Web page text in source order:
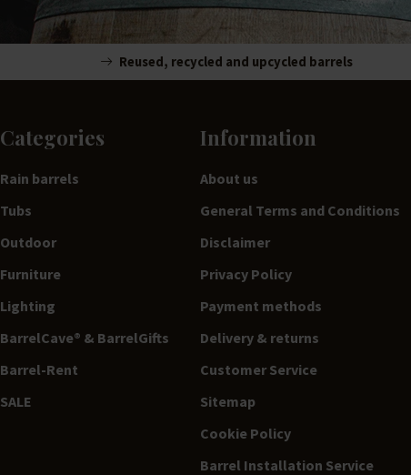
Reused, recycled and upcycled barrels
Categories
Rain barrels
Tubs
Outdoor
Furniture
Lighting
BarrelCave® & BarrelGifts
Barrel-Rent
SALE
Information
About us
General Terms and Conditions
Disclaimer
Privacy Policy
Payment methods
Delivery & returns
Customer Service
Sitemap
Cookie Policy
Barrel Installation Service